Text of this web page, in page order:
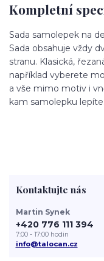
Kompletní
Sada samolepek na
Sada obsahuje vždy
stranu. Klasická,
například vyberete
a vše mimo motiv i
kam samolepku lepíte.
Kontaktujte nás
Martin Synek
+420 776 111 394
7:00 - 17:00 hodin
info@talocan.cz